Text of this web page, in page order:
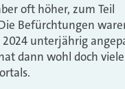
oft höher, zum Teil
Befürchtungen
unterjährig
dann wohl doch